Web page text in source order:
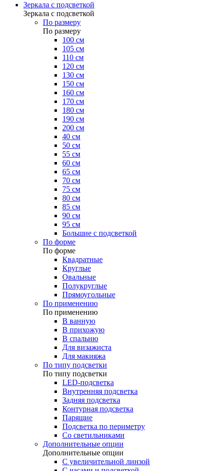
Зеркала с подсветкой
Зеркала с подсветкой
По размеру
По размеру
100 см
105 см
110 см
120 см
130 см
150 см
160 см
170 см
180 см
190 см
200 см
40 см
50 см
55 см
60 см
65 см
70 см
75 см
80 см
85 см
90 см
95 см
Большие с подсветкой
По форме
По форме
Квадратные
Круглые
Овальные
Полукруглые
Прямоугольные
По применению
По применению
В ванную
В прихожую
В спальню
Для визажиста
Для макияжа
По типу подсветки
По типу подсветки
LED-подсветка
Внутренняя подсветка
Задняя подсветка
Контурная подсветка
Парящие
Подсветка по периметру
Со светильниками
Дополнительные опции
Дополнительные опции
C увеличительной линзой